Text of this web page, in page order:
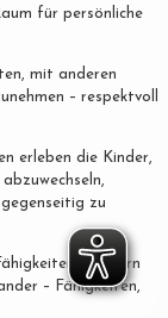
für persönliche
mit anderen
– respektvoll
erleben die Kinder,
zu
sondern
– Fähigkeiten,